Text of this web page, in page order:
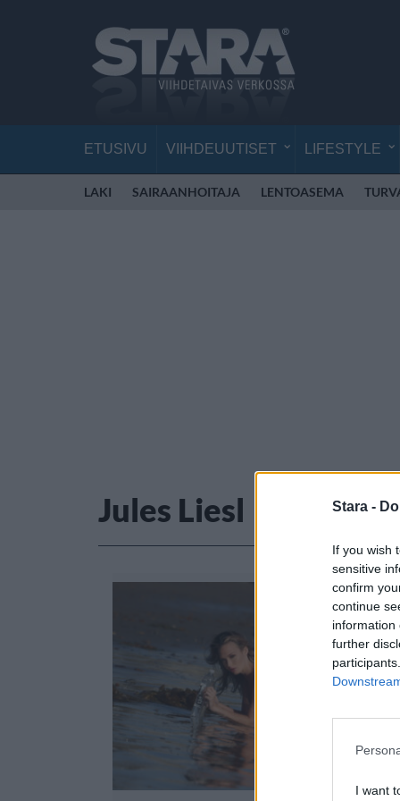
Stara -
If you wish
sensitive
confirm
continue
information
further
I want
ETUSIVU VIIHDEUUTISET LIFESTYLE
LAKI SAIRAANHOITAJA LENTOASEMA
Jules Liesl